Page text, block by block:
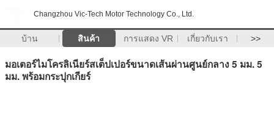
Changzhou Vic-Tech Motor Technology Co., Ltd.
บ้าน สินค้า การแสดง VR เกี่ยวกับเรา >>
มอเตอร์ไมโครลิเนียร์สเต็ปเปอร์ขนาดเส้นผ่านศูนย์กลาง 5 มม. 5
มม. พร้อมกระปุกเกียร์